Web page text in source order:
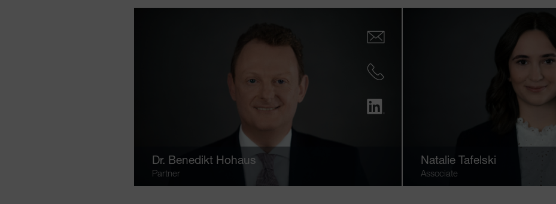
Dr. Benedikt Hohaus
Partner
Natalie Tafelski
Associate